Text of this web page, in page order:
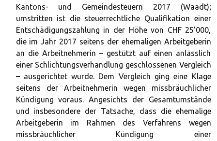
Kantons- und Gemeindesteuern 2017 (Waadt);
umstritten ist die steuerrechtliche Qualifikation einer
Entschädigungszahlung in der Höhe von CHF 25’000,
die im Jahr 2017 seitens der ehemaligen Arbeitgeberin
an die Arbeitnehmerin – gestützt auf einen anlässlich
einer Schlichtungsverhandlung geschlossenen Vergleich
– ausgerichtet wurde. Dem Vergleich ging eine Klage
seitens der Arbeitnehmerin wegen missbräuchlicher
Kündigung voraus. Angesichts der Gesamtumstände
und insbesondere der Tatsache, dass die ehemalige
Arbeitgeberin im Rahmen des Verfahrens wegen
missbräuchlicher Kündigung einer